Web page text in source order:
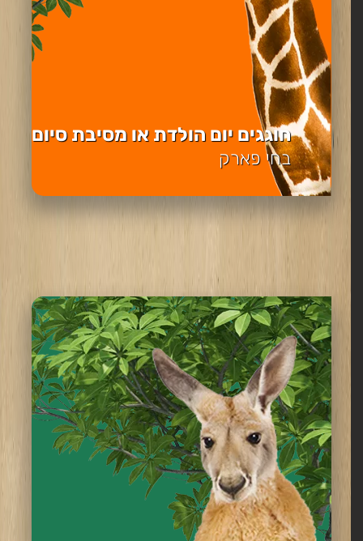
חוגגים יום הולדת או מסיבת סיום
בחי פארק